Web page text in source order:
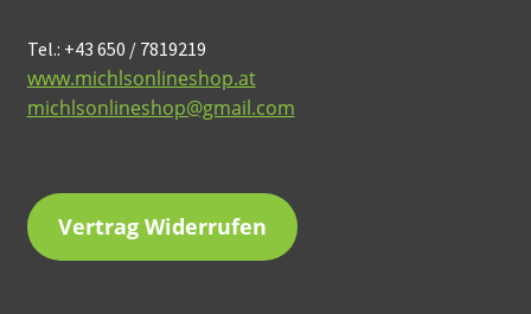
Tel.: +43 650 / 7819219
www.michlsonlineshop.at
michlsonlineshop@gmail.com
Vertrag Widerrufen